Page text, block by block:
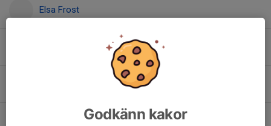
Elsa Frost
Godkänn kakor